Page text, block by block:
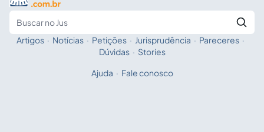
Fale com a IA
Artigos · Notícias · Petições · Jurisprudência · Pareceres ·
Dúvidas · Stories
Ajuda · Fale conosco